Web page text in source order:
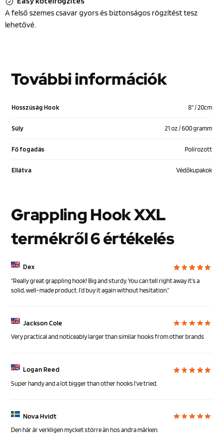
A felső szemes csavar gyors és biztonságos rögzítést tesz
lehetővé.
További információk
Hosszúság Hook 8'' / 20cm
Súly 21 oz / 600 gramm
Fő fogadás Polírozott
Ellátva Védőkupakok
Grappling Hook XXL
termékről 6 értékelés
Dex
“Really great grappling hook! Big and sturdy. You can tell right away it’s a
solid, well-made product. I’d buy it again without hesitation.”
Jackson Cole
Very practical and noticeably larger than similar hooks from other brands
Logan Reed
Super handy and a lot bigger than other hooks I’ve tried.
Nova Hvidt
Den här är verkligen mycket större än hos andra märken.